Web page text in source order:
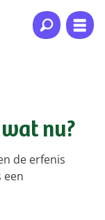
nu?
de erfenis
een